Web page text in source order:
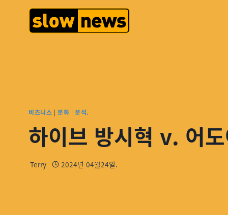
비즈니스 |문화 |분석.
하이브 방시혁 v. 어
Terry 2024년 04월24일.